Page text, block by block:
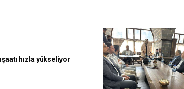
hızla yükseliyor